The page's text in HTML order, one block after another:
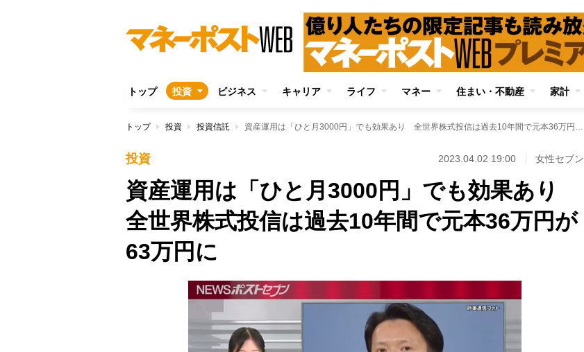
トップ 投資 ビジネス キャリア ライフ マネー 住まい・不動産 家計
トップ 投資 投資信託 資産運用は「ひと月3000円」でも効果あり 全世界株式投信は過去10年間で元本36万円が63万円に
投資 2023.04.02 19:00 女性セブン
資産運用は「ひと月3000円」でも効果あり
全世界株式投信は過去10年間で元本36万円が
63万円に